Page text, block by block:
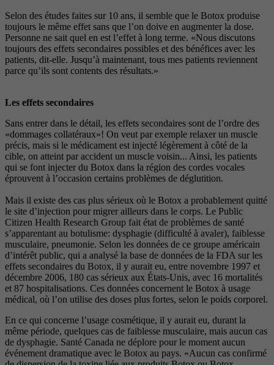
Selon des études faites sur 10 ans, il semble que le Botox produise
toujours le même effet sans que l’on doive en augmenter la dose.
Personne ne sait quel en est l’effet à long terme. «Nous discutons
toujours des effets secondaires possibles et des bénéfices avec les
patients, dit-elle. Jusqu’à maintenant, tous mes patients reviennent
parce qu’ils sont contents des résultats.»
Les effets secondaires
Sans entrer dans le détail, les effets secondaires sont de l’ordre des
«dommages collatéraux»! On veut par exemple relaxer un muscle
précis, mais si le médicament est injecté légèrement à côté de la
cible, on atteint par accident un muscle voisin... Ainsi, les patients
qui se font injecter du Botox dans la région des cordes vocales
éprouvent à l’occasion certains problèmes de déglutition.
Mais il existe des cas plus sérieux où le Botox a probablement quitté
le site d’injection pour migrer ailleurs dans le corps. Le Public
Citizen Health Research Group fait état de problèmes de santé
s’apparentant au botulisme: dysphagie (difficulté à avaler), faiblesse
musculaire, pneumonie. Selon les données de ce groupe américain
d’intérêt public, qui a analysé la base de données de la FDA sur les
effets secondaires du Botox, il y aurait eu, entre novembre 1997 et
décembre 2006, 180 cas sérieux aux États-Unis, avec 16 mortalités
et 87 hospitalisations. Ces données concernent le Botox à usage
médical, où l’on utilise des doses plus fortes, selon le poids corporel.
En ce qui concerne l’usage cosmétique, il y aurait eu, durant la
même période, quelques cas de faiblesse musculaire, mais aucun cas
de dysphagie. Santé Canada ne déplore pour le moment aucun
événement dramatique avec le Botox au pays. «Aucun cas confirmé